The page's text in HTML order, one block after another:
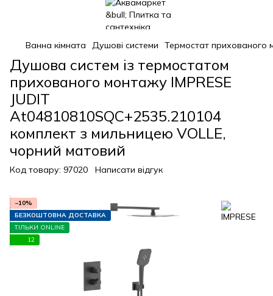
Ванна кімната Душові системи Термостат прихованого
Душова систем із термостатом
прихованого монтажу IMPRESE
JUDIT
At04810810SQC+2535.210104
комплект з мильницею VOLLE,
чорний матовий
Код товару: 97020 Написати відгук
−10%
БЕЗКОШТОВНА ДОСТАВКА
ТІЛЬКИ ONLINE
12